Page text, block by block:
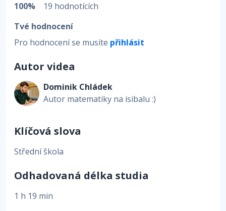
100%
19 hodnotících
Tvé hodnocení
Pro hodnocení se musíte přihlásit
Autor videa
Dominik Chládek
Autor matematiky na isibalu :)
Klíčová slova
Střední škola
Odhadovaná délka studia
1 h 19 min